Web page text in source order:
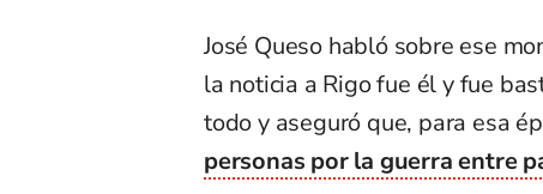
José Queso habló sobre ese
la noticia a Rigo fue él y fue
todo y aseguró que, para esa
personas por la guerra entre